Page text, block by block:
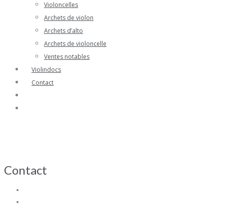
Violoncelles
Archets de violon
Archets d’alto
Archets de violoncelle
Ventes notables
Violindocs
Contact
Contact